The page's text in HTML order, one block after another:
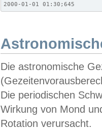
2000-01-01 01:30;645
Die astronomische
Die periodischen
Wirkung von Mond
Rotation verursacht.